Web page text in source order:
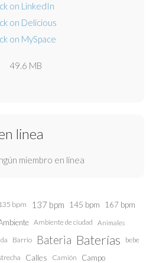
49.6 MB
linea
miembro en línea
135 bpm 137 bpm 145 bpm 167 bpm
Ambiente de ciudad Animales
Barrio Bateria Baterías bebe
Calles Camión Campo